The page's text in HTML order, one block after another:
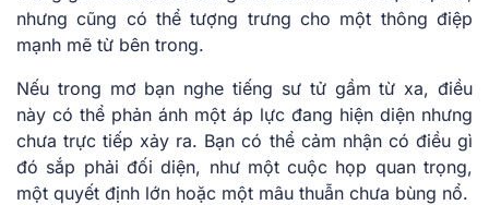
nhưng cũng có thể tượng trưng cho một thông điệp
mạnh mẽ từ bên trong.
Nếu trong mơ bạn nghe tiếng sư tử gầm từ xa, điều
này có thể phản ánh một áp lực đang hiện diện nhưng
chưa trực tiếp xảy ra. Bạn có thể cảm nhận có điều gì
đó sắp phải đối diện, như một cuộc họp quan trọng,
một quyết định lớn hoặc một mâu thuẫn chưa bùng nổ.